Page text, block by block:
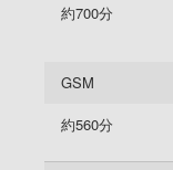
約700分
GSM
約560分